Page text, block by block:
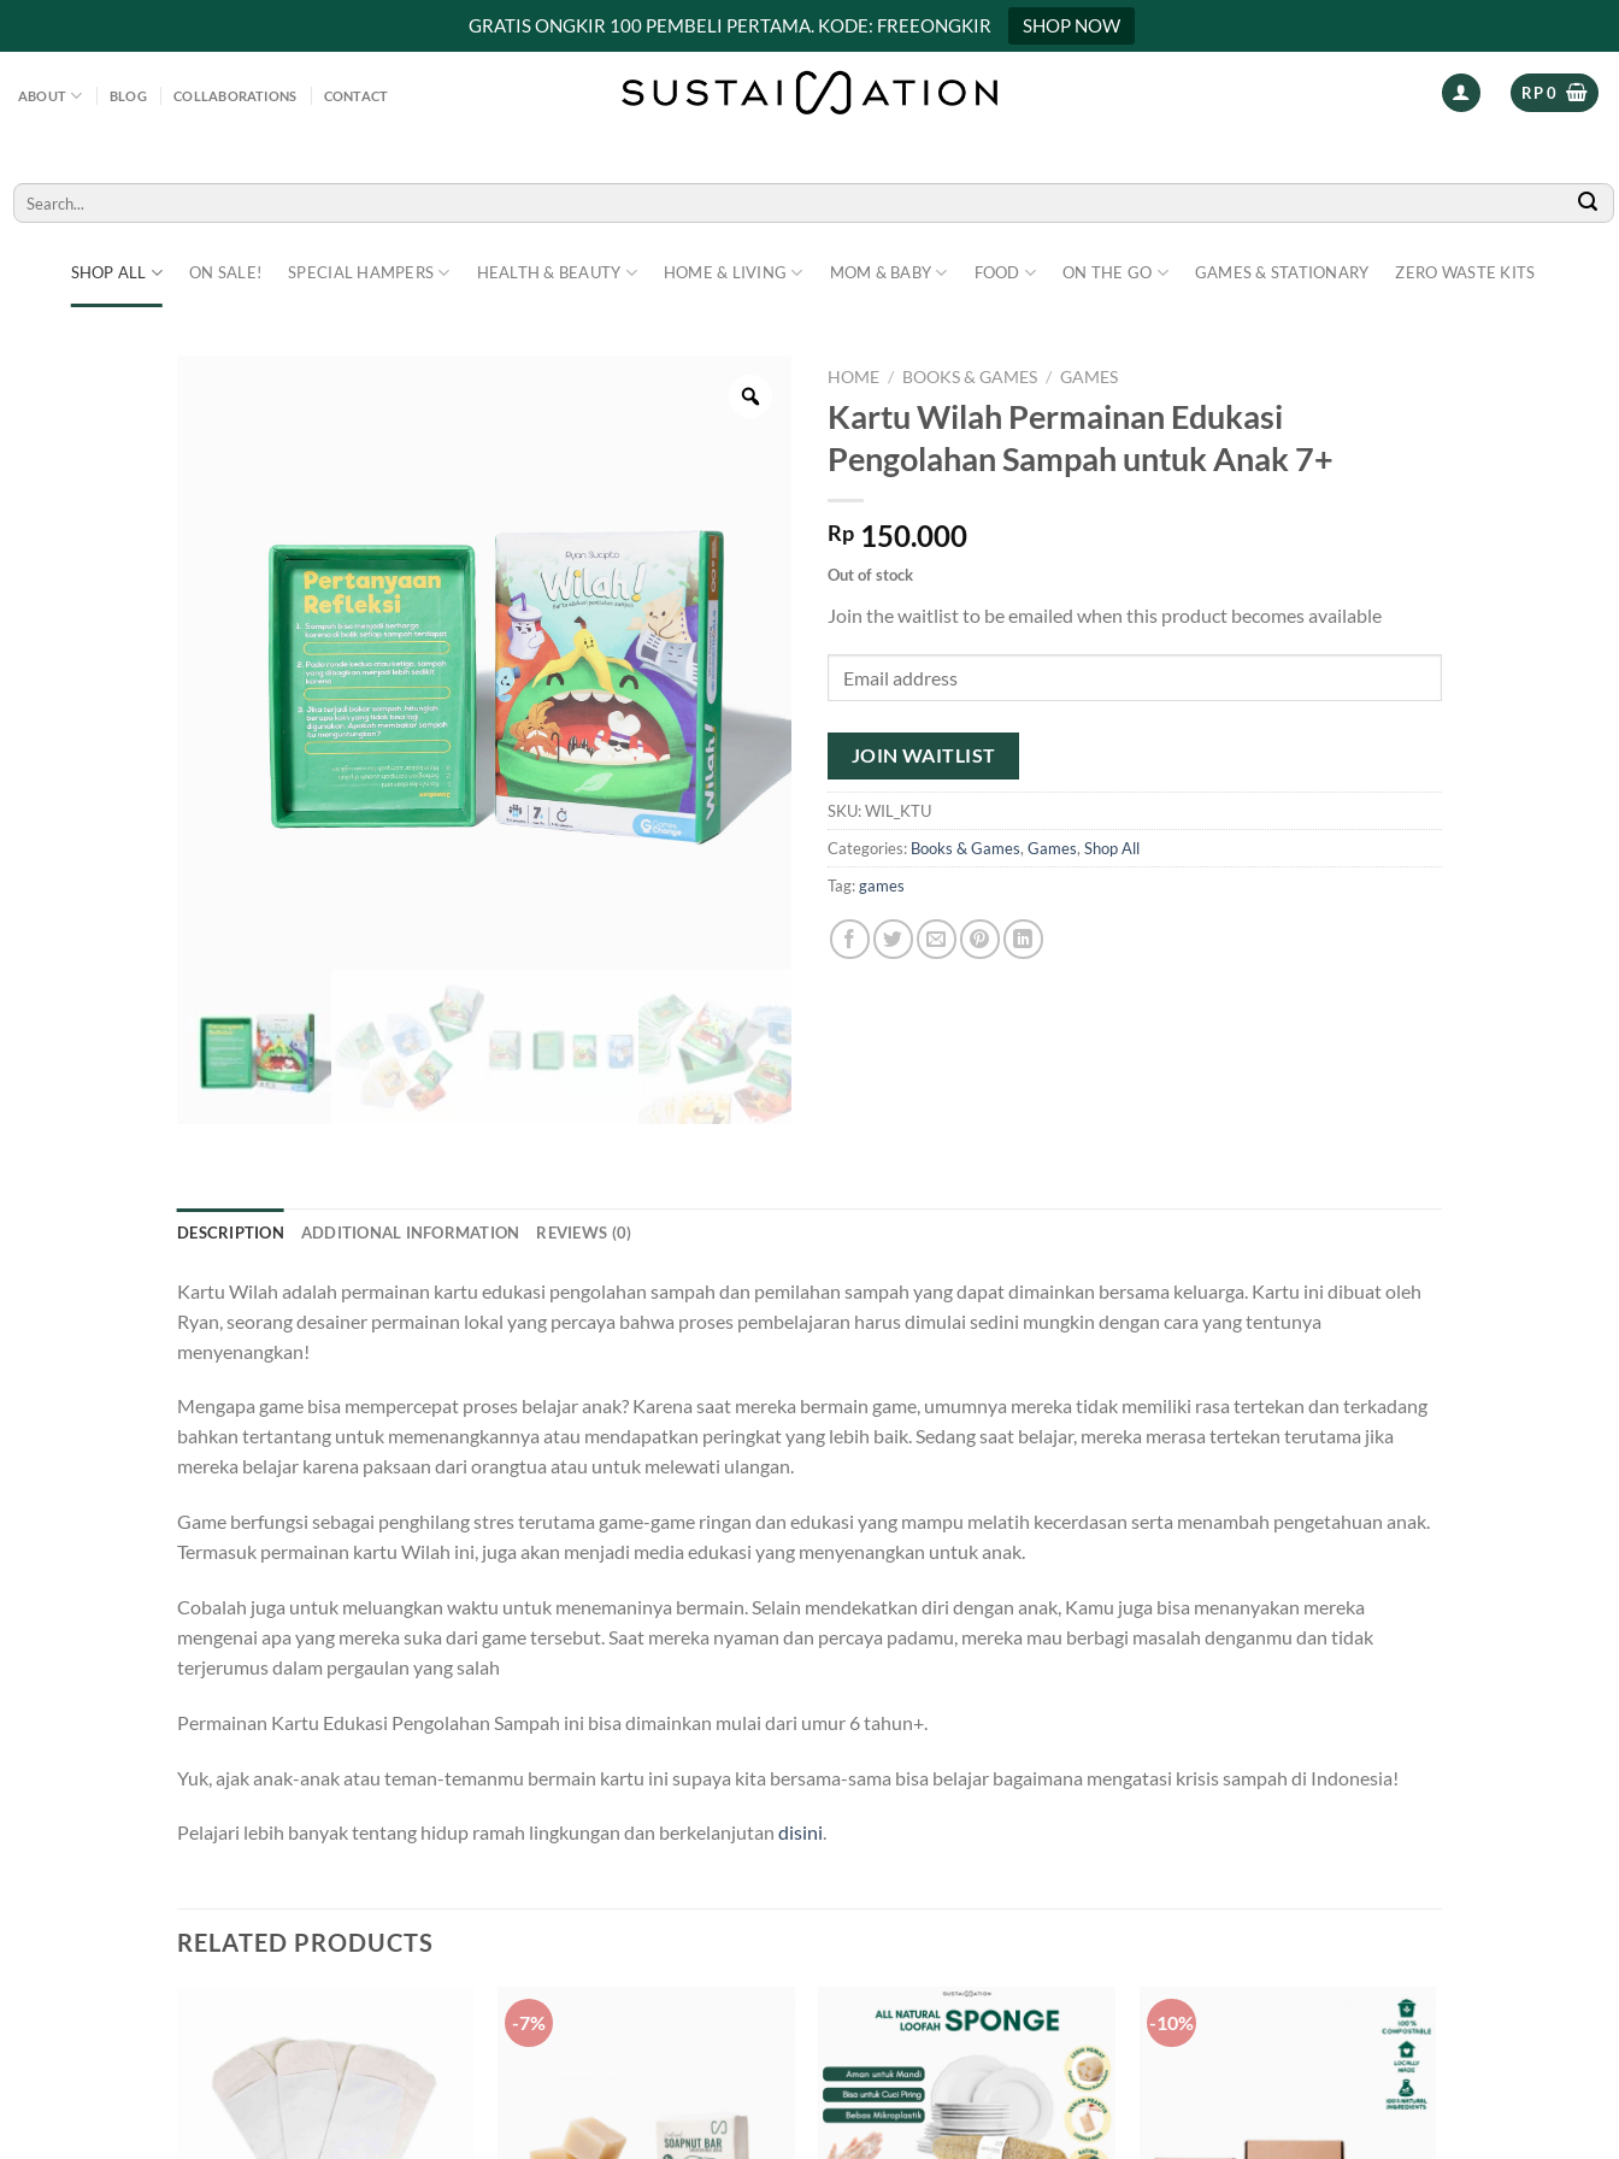
GRATIS ONGKIR 100 PEMBELI PERTAMA. KODE: FREEONGKIR SHOP NOW
ABOUT BLOG COLLABORATIONS CONTACT RP0
SHOP ALL ON SALE! SPECIAL HAMPERS HEALTH & BEAUTY HOME & LIVING MOM & BABY FOOD ON THE GO GAMES & STATIONARY ZERO WASTE KITS
Search
for:
HOME / BOOKS & GAMES / GAMES
Kartu Wilah Permainan Edukasi
Pengolahan Sampah untuk Anak 7+
Rp 150.000
Out of stock
Join the waitlist to be emailed when this product becomes available
Enter
your
address
to
join
the
waitlist
for
this
product
JOIN WAITLIST
SKU:WIL_KTU
Categories: Books & Games, Games, Shop All
Tag:games
DESCRIPTION ADDITIONAL INFORMATION REVIEWS (0)
Kartu Wilah adalah permainan kartu edukasi pengolahan sampah dan pemilahan sampah yang dapat dimainkan bersama keluarga. Kartu ini dibuat oleh
Ryan, seorang desainer permainan lokal yang percaya bahwa proses pembelajaran harus dimulai sedini mungkin dengan cara yang tentunya
menyenangkan!
Mengapa game bisa mempercepat proses belajar anak? Karena saat mereka bermain game, umumnya mereka tidak memiliki rasa tertekan dan terkadang
bahkan tertantang untuk memenangkannya atau mendapatkan peringkat yang lebih baik. Sedang saat belajar, mereka merasa tertekan terutama jika
mereka belajar karena paksaan dari orangtua atau untuk melewati ulangan.
Game berfungsi sebagai penghilang stres terutama game-game ringan dan edukasi yang mampu melatih kecerdasan serta menambah pengetahuan anak.
Termasuk permainan kartu Wilah ini, juga akan menjadi media edukasi yang menyenangkan untuk anak.
Cobalah juga untuk meluangkan waktu untuk menemaninya bermain. Selain mendekatkan diri dengan anak, Kamu juga bisa menanyakan mereka
mengenai apa yang mereka suka dari game tersebut. Saat mereka nyaman dan percaya padamu, mereka mau berbagi masalah denganmu dan tidak
terjerumus dalam pergaulan yang salah
Permainan Kartu Edukasi Pengolahan Sampah ini bisa dimainkan mulai dari umur 6 tahun+.
Yuk, ajak anak-anak atau teman-temanmu bermain kartu ini supaya kita bersama-sama bisa belajar bagaimana mengatasi krisis sampah di Indonesia!
Pelajari lebih banyak tentang hidup ramah lingkungan dan berkelanjutan disini.
RELATED PRODUCTS
-7% -10%